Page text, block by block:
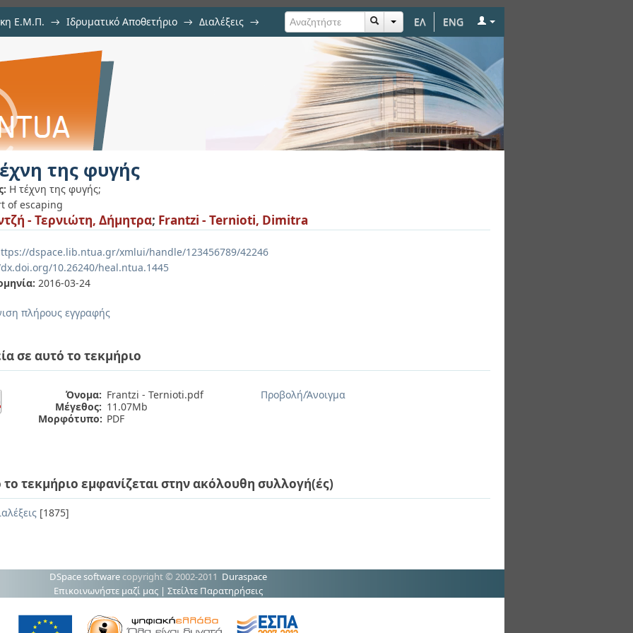
ΕΛ ENG
Ε.Μ.Π. → Ιδρυματικό Αποθετήριο → Διαλέξεις →
της φυγής
Η τέχνη της φυγής;
of escaping
- Τερνιώτη, Δήμητρα; Frantzi - Ternioti, Dimitra
dspace.lib.ntua.gr/xmlui/handle/123456789/42246
10.26240/heal.ntua.1445
2016-03-24
πλήρους εγγραφής
σε αυτό το τεκμήριο
Όνομα: Frantzi - Ternioti.pdf
Μέγεθος: 11.07Mb
Μορφότυπο: PDF
Προβολή/Άνοιγμα
το τεκμήριο εμφανίζεται στην ακόλουθη συλλογή(ές)
[1875]
DSpace software copyright © 2002-2011 Duraspace
Επικοινωνήστε μαζί μας | Στείλτε Παρατηρήσεις